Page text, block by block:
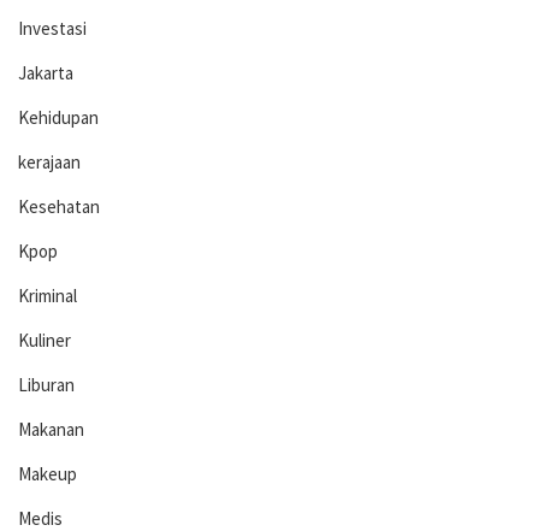
Investasi
Jakarta
Kehidupan
kerajaan
Kesehatan
Kpop
Kriminal
Kuliner
Liburan
Makanan
Makeup
Medis